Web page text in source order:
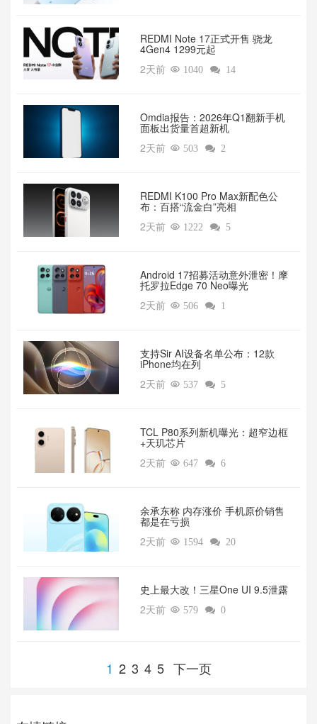
REDMI Note 17正式开售 骁龙
4Gen4 1299元起
2天前  1040  14
Omdia报告：2026年Q1翻新手机
面板出货量首超新机
2天前  503  2
REDMI K100 Pro Max新配色公
布：百搭“流金白”亮相
2天前  1222  5
Android 17招募活动意外泄密！摩
托罗拉Edge 70 Neo曝光
2天前  506  1
支持Sir AI设备名单公布：12款
iPhone均在列
2天前  537  5
TCL P80系列新机曝光：超窄边框
+天玑芯片
2天前  647  6
余承东称 内存涨价 手机原价销售
都是在亏损
2天前  1594  20
‌史上最大改！三星One UI 9.5泄露
2天前  579  0
1 2 3 4 5 下一页